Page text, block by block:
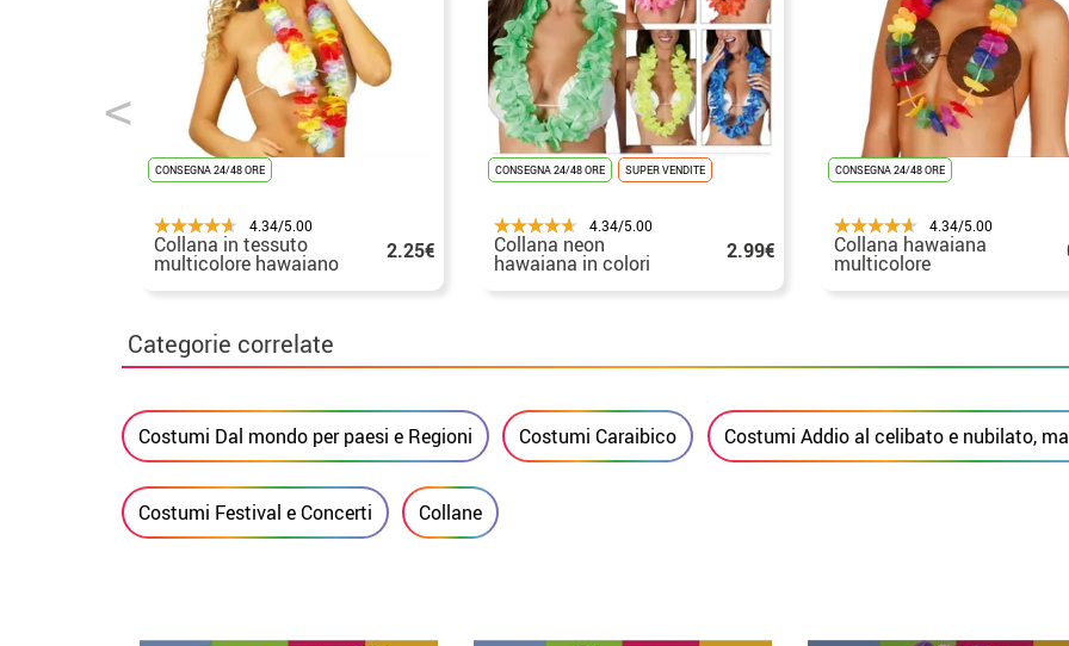
CONSEGNA 24/48 ORE
4.34/5.00
Collana in tessuto
multicolore hawaiano 2.25€
CONSEGNA 24/48 ORE SUPER VENDITE
4.34/5.00
Collana neon
hawaiana in colori 2.99€
CONSEGNA 24/48 ORE
4.34/5.00
Collana hawaiana
multicolore
Categorie correlate
Costumi Dal mondo per paesi e Regioni Costumi Caraibico Costumi Addio al celibato e nubilato,
Costumi Festival e Concerti Collane